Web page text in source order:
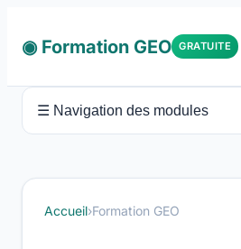
◉ Formation GEO GRATUITE
☰ Navigation des modules
Accueil›Formation GEO